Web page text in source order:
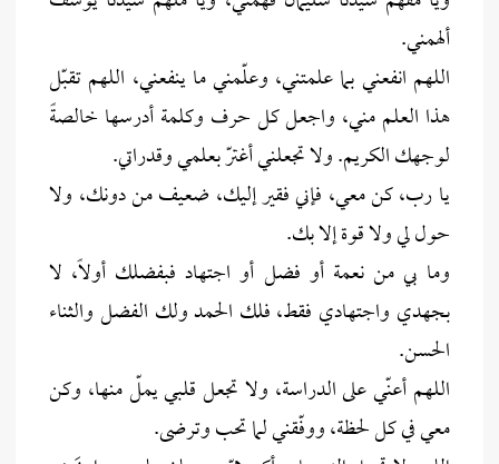
ألهمني.
اللهم انفعني بما علمتني، وعلّمني ما ينفعني، اللهم تقبّل
هذا العلم مني، واجعل كل حرف وكلمة أدرسها خالصةً
لوجهك الكريم. ولا تجعلني أغترّ بعلمي وقدراتي.
يا رب، كن معي، فإني فقير إليك، ضعيف من دونك، ولا
حول لي ولا قوة إلا بك.
وما بي من نعمة أو فضل أو اجتهاد فبفضلك أولاً، لا
بجهدي واجتهادي فقط، فلك الحمد ولك الفضل والثناء
الحسن.
اللهم أعنّي على الدراسة، ولا تجعل قلبي يملّ منها، وكن
معي في كل لحظة، ووفّقني لما تحب وترضى.